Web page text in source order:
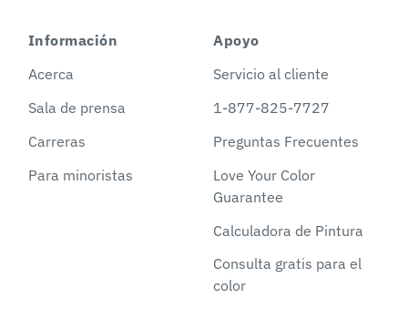
Información
Acerca
Sala de prensa
Carreras
Para minoristas
Apoyo
Servicio al cliente
1-877-825-7727
Preguntas Frecuentes
Love Your Color
Guarantee
Calculadora de Pintura
Consulta gratis para el
color